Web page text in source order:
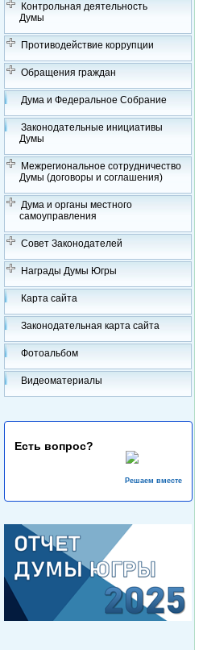
Контрольная деятельность
Думы
Противодействие коррупции
Обращения граждан
Дума и Федеральное Собрание
Законодательные инициативы
Думы
Межрегиональное сотрудничество
Думы (договоры и соглашения)
Дума и органы местного
самоуправления
Совет Законодателей
Награды Думы Югры
Карта сайта
Законодательная карта сайта
Фотоальбом
Видеоматериалы
Есть вопрос?
Решаем вместе